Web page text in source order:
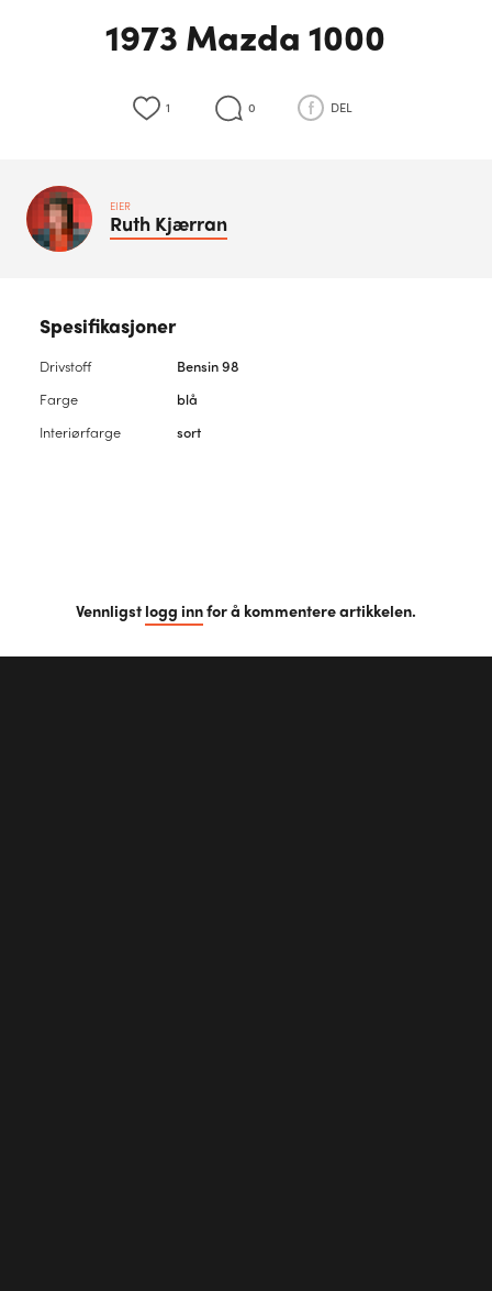
1973 Mazda 1000
1 0 DEL
EIER
Ruth Kjærran
Spesifikasjoner
Drivstoff
Bensin 98
Farge
blå
Interiørfarge
sort
Vennligst logg innfor å kommentere artikkelen.